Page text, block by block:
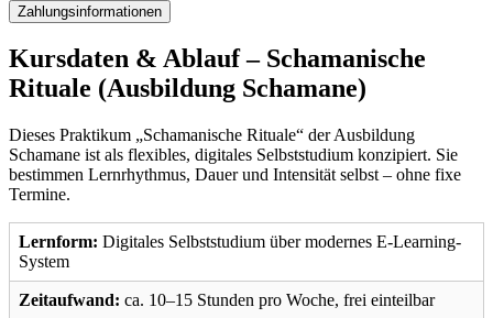
Zahlungsinformationen
Kursdaten & Ablauf – Schamanische
Rituale (Ausbildung Schamane)
Dieses Praktikum „Schamanische Rituale“ der Ausbildung
Schamane ist als flexibles, digitales Selbststudium konzipiert. Sie
bestimmen Lernrhythmus, Dauer und Intensität selbst – ohne fixe
Termine.
Lernform: Digitales Selbststudium über modernes E-Learning-
System
Zeitaufwand: ca. 10–15 Stunden pro Woche, frei einteilbar